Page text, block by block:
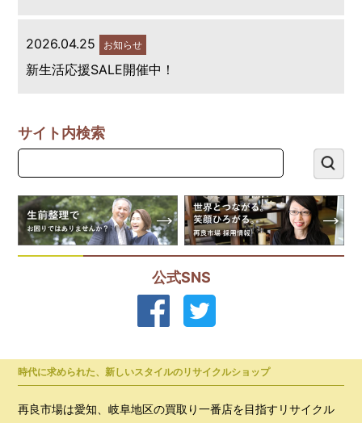
2026.04.25 お知らせ
新生活応援SALE開催中！
サイト内検索
公式SNS
時代に求められた、新しいスタイルのリサイクルショップ
再良市場は愛知、岐阜地区の買取り一番店を目指すリサイクル